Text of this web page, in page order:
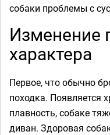
собаки проблемы с
Изменение
характера
Первое, что обычно
походка. Появляется
плавность, собаке
диван. Здоровая